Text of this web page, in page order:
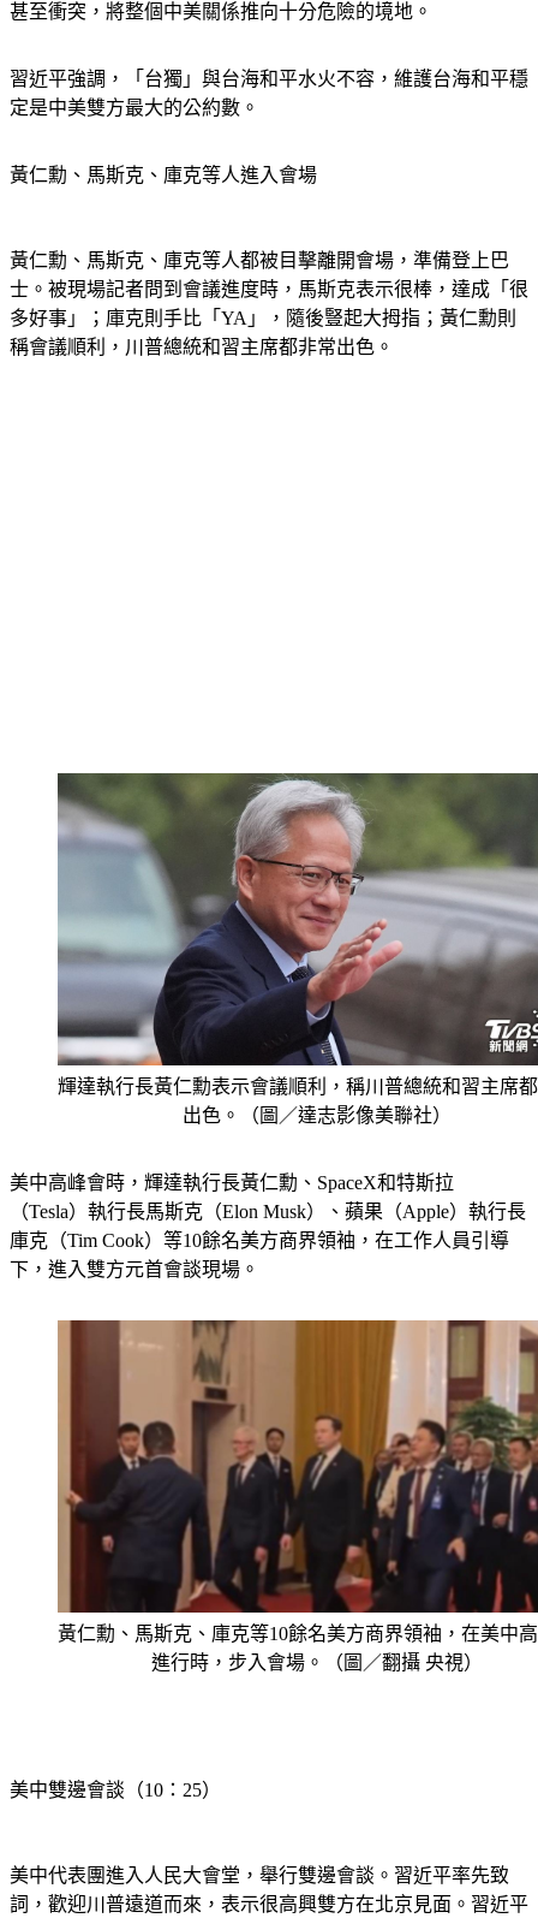
甚至衝突，將整個中美關係推向十分危險的境地。
習近平強調，「台獨」與台海和平水火不容，維護台海和平穩
定是中美雙方最大的公約數。
黃仁勳、馬斯克、庫克等人進入會場
黃仁勳、馬斯克、庫克等人都被目擊離開會場，準備登上巴
士。被現場記者問到會議進度時，馬斯克表示很棒，達成「很
多好事」；庫克則手比「YA」，隨後豎起大拇指；黃仁勳則
稱會議順利，川普總統和習主席都非常出色。
輝達執行長黃仁勳表示會議順利，稱川普總統和習主席
出色。（圖／達志影像美聯社）
美中高峰會時，輝達執行長黃仁勳、SpaceX和特斯拉
（Tesla）執行長馬斯克（Elon Musk）、蘋果（Apple）執行長
庫克（Tim Cook）等10餘名美方商界領袖，在工作人員引導
下，進入雙方元首會談現場。
黃仁勳、馬斯克、庫克等10餘名美方商界領袖，在美中
進行時，步入會場。（圖／翻攝 央視）
美中雙邊會談（10：25）
美中代表團進入人民大會堂，舉行雙邊會談。習近平率先致
詞，歡迎川普遠道而來，表示很高興雙方在北京見面。習近平